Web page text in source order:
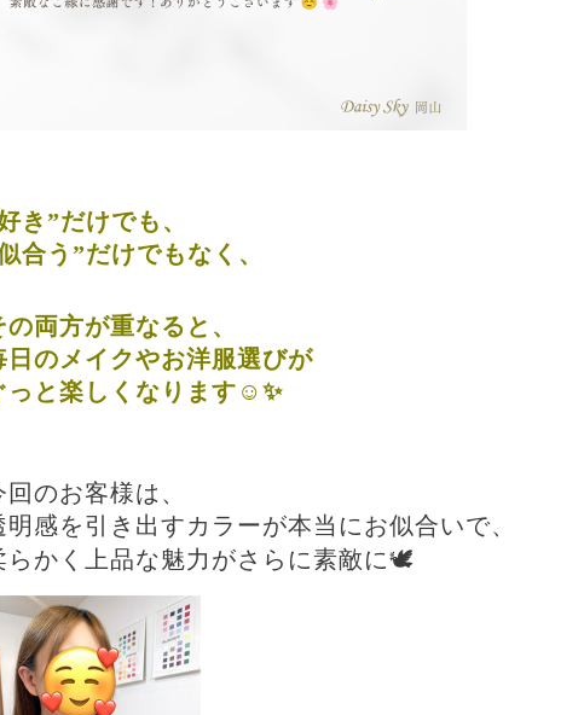
き”だけでも、
合う”だけでもなく、
の両方が重なると、
日のメイクやお洋服選びが
っと楽しくなります☺️✨
回のお客様は、
明感を引き出すカラーが本当にお似合いで、
らかく上品な魅力がさらに素敵に🕊️